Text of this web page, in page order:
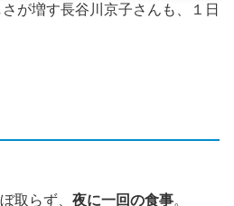
が増す長谷川京子さんも、１日
取らず、夜に一回の食事。